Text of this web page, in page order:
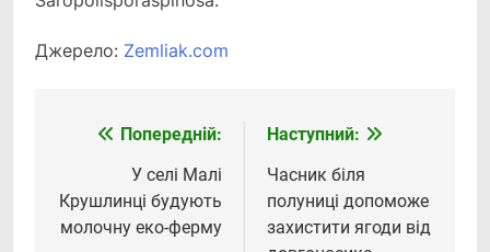
Джерело: Zemliak.com
Навігація
записів
Попередній:
У селі Малі
Крушлинці будують
молочну еко-ферму
Наступний:
Часник біля
полуниці допоможе
захистити ягоди від